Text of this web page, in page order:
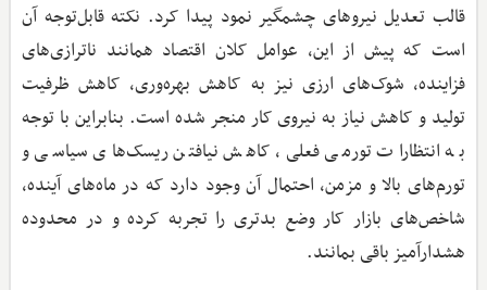
قالب تعدیل نیروهای چشمگیر نمود پیدا کرد. نکته قابل‌توجه آن
است که پیش از این، عوامل کلان اقتصاد همانند ناترازی‌های
فزاینده، شوک‌های ارزی نیز به کاهش بهره‌وری، کاهش ظرفیت
تولید و کاهش نیاز به نیروی کار منجر شده است. بنابراین با توجه
به انتظارات تورمی فعلی، کاهش نیافتن ریسک‌های سیاسی و
تورم‌های بالا و مزمن، احتمال آن وجود دارد که در ماه‌های آینده،
شاخص‌های بازار کار وضع بدتری را تجربه کرده و در محدوده
هشدارآمیز باقی بمانند.